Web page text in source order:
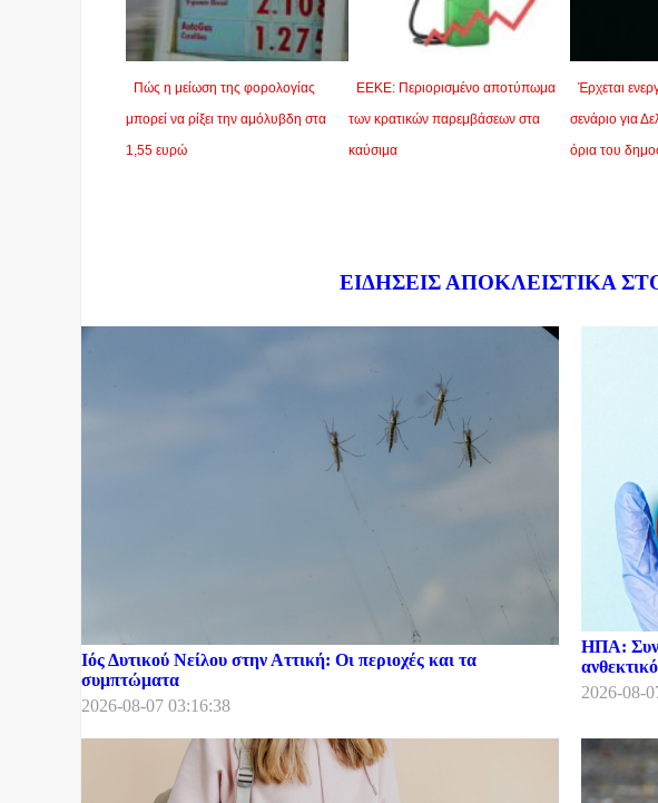
Πώς η μείωση της φορολογίας
μπορεί να ρίξει την αμόλυβδη στα
1,55 ευρώ
EEKE: Περιορισμένο αποτύπωμα
των κρατικών παρεμβάσεων στα
καύσιμα
Έρχεται
σενάριο για
όρια του
ΕΙΔΗΣΕΙΣ ΑΠΟΚΛΕΙΣΤΙΚΑ
Ιός Δυτικού Νείλου στην Αττική: Οι περιοχές και τα
συμπτώματα
2026-08-07 03:16:38
ΗΠΑ:
2026-08-